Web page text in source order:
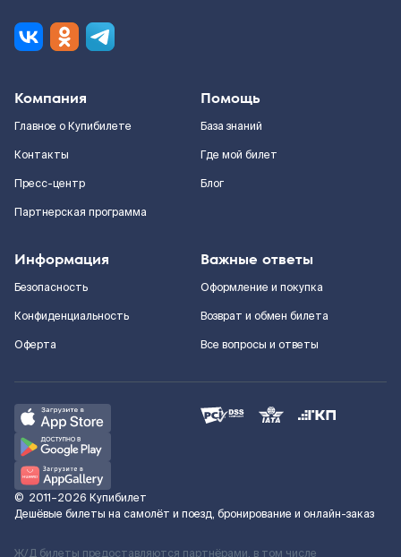
Компания
Главное о Купибилете
Контакты
Пресс-центр
Партнерская программа
Помощь
База знаний
Где мой билет
Блог
Информация
Безопасность
Конфиденциальность
Оферта
Важные ответы
Оформление и покупка
Возврат и обмен билета
Все вопросы и ответы
© 2011–2026 Купибилет
Дешёвые билеты на самолёт и поезд, бронирование и онлайн-заказ
Ж/Д билеты предоставляются партнёрами, в том числе